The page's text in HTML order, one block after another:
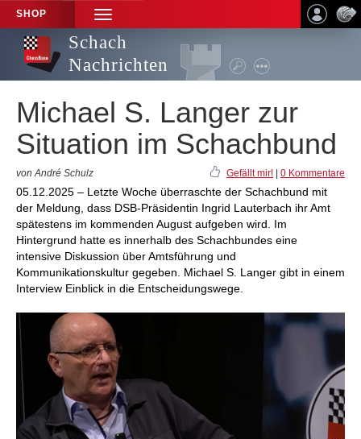
SHOP
TOGGLE
NAVIGATION
Schach
Nachrichten
Michael S. Langer zur
Situation im Schachbund
von André Schulz Gefällt mir! 0 Kommentare
05.12.2025 – Letzte Woche überraschte der Schachbund mit
der Meldung, dass DSB-Präsidentin Ingrid Lauterbach ihr Amt
spätestens im kommenden August aufgeben wird. Im
Hintergrund hatte es innerhalb des Schachbundes eine
intensive Diskussion über Amtsführung und
Kommunikationskultur gegeben. Michael S. Langer gibt in einem
Interview Einblick in die Entscheidungswege.